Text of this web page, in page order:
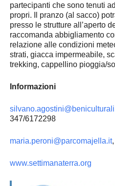
partecipanti che sono tenuti
propri. Il pranzo (al sacco)
presso le strutture all’aperto
raccomanda abbigliamento
relazione alle condizioni
strati, giacca impermeabile,
trekking, cappellino pioggia/
Informazioni
347/6172298
maria.peroni@parcomajella.it
www.settimanaterra.org